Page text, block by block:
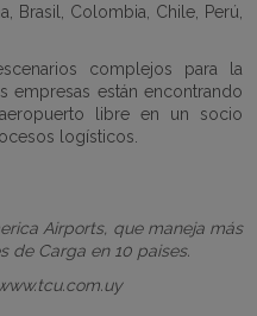
Brasil, Colombia, Chile, Perú,
complejos para la
empresas están encontrando
libre en un socio
logísticos.
Airports, que maneja más
de Carga en 10 paises.